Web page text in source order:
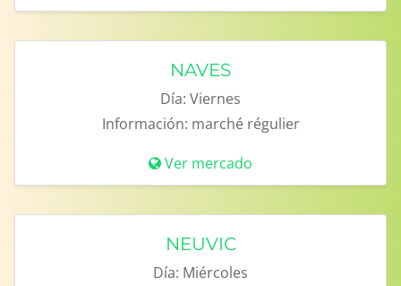
NAVES
Día: Viernes
Información: marché régulier
Ver mercado
NEUVIC
Día: Miércoles